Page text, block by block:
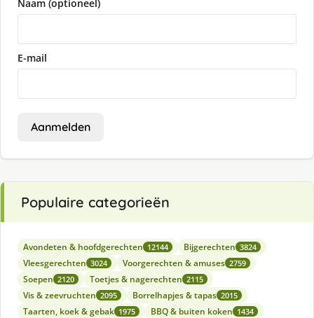
Naam (optioneel)
E-mail
Aanmelden
Populaire categorieën
Avondeten & hoofdgerechten 12144 Bijgerechten 3824
Vleesgerechten 3024 Voorgerechten & amuses 2759
Soepen 2120 Toetjes & nagerechten 2115
Vis & zeevruchten 2095 Borrelhapjes & tapas 2015
Taarten, koek & gebak 1975 BBQ & buiten koken 1434